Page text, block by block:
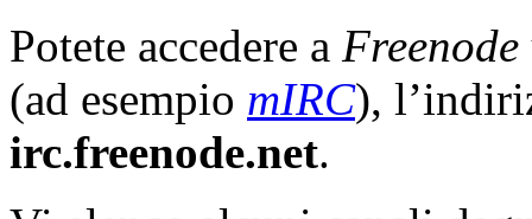
Potete accedere a Freenode
(ad esempio mIRC),
irc.freenode.net.